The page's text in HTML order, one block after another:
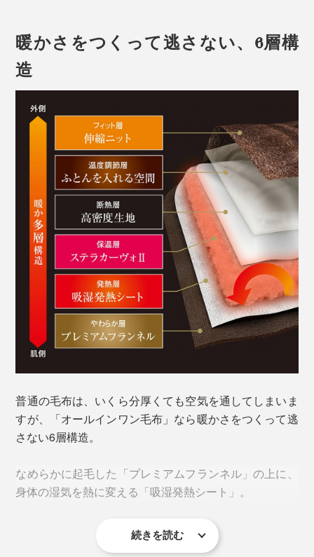
毛布と布団が一体化すれば、もうズレ問題とはさような
ら。朝までぐっすりおやすみなさい！
その起毛感は、まるでチンチラの毛皮のように、なめら
かで緻密。徹底した毛抜け処理がされているため、第三
者機関での検査でも最高等級の5級を取得。遊び毛や毛
抜けの心配もなく、快適です。
ありません。
暖かさをつくって逃さない、6層構
造
普通の毛布は、いくら分厚くても空気を通してしまいま
すが、「オールインワン毛布」なら暖かさをつくって逃
さない6層構造。
なめらかに起毛した「プレミアムフランネル」の上に、
身体の湿気を熱に変える「吸湿発熱シート」。
続きを読む